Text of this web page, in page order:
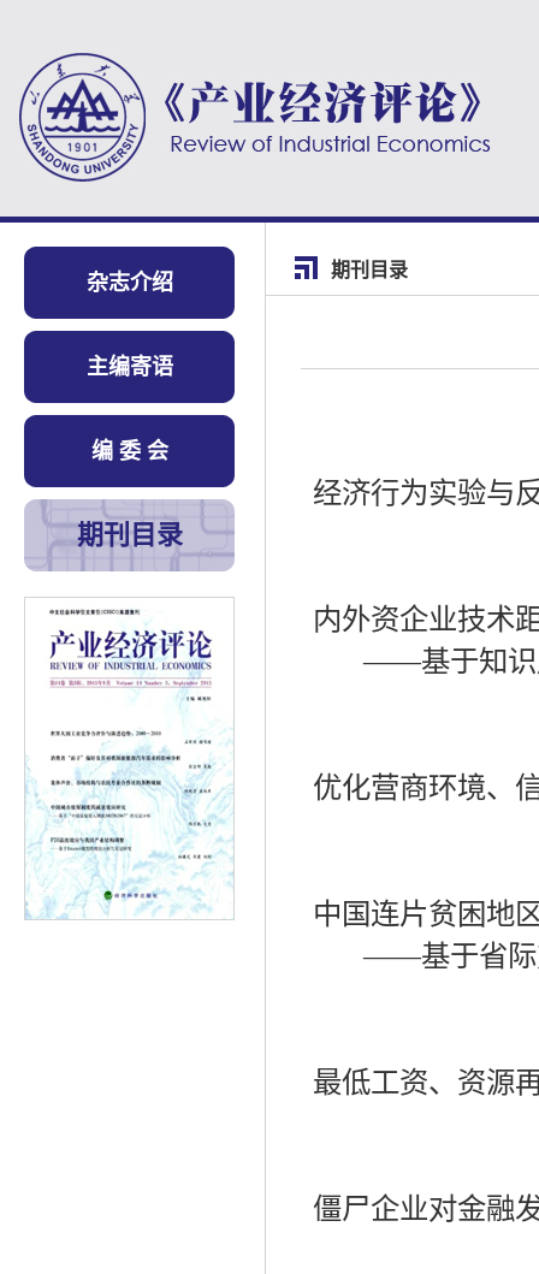
杂志介绍
主编寄语
编 委 会
期刊目录
期刊目录
经济行为实验与
内外资企业技术
——基于知
优化营商环境、
中国连片贫困地
——基于省
最低工资、资源
僵尸企业对金融